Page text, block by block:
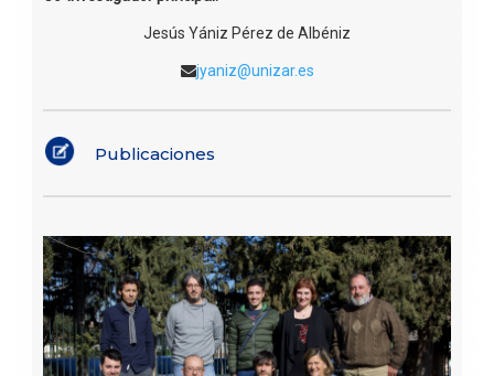
Jesús Yániz Pérez de Albéniz
jyaniz@unizar.es
Publicaciones